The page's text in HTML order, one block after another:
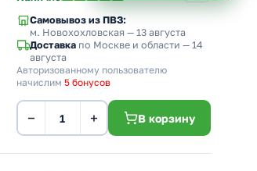
Самовывоз из ПВЗ:
м. Новохохловская — 13 августа
Доставка по Москве и области — 14
августа
Авторизованному пользователю
начислим 5 бонусов
− + В корзину